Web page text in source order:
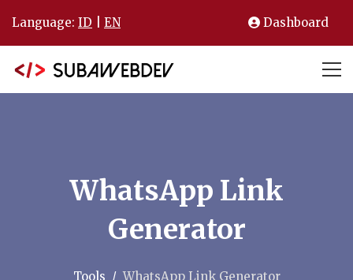
Language: ID EN Dashboard
WhatsApp Link
Generator
Tools WhatsApp Link Generator